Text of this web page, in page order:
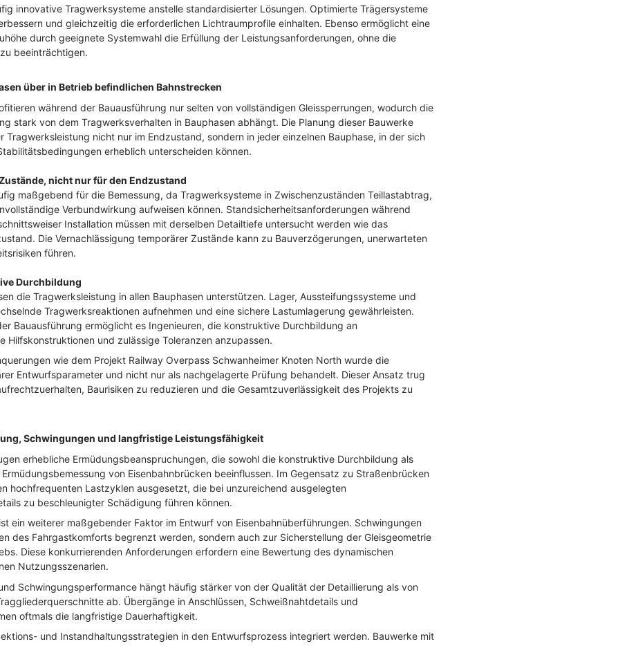
innovative Tragwerksysteme anstelle standardisierter Lösungen. Optimierte Trägersysteme
und gleichzeitig die erforderlichen Lichtraumprofile einhalten. Ebenso ermöglicht eine
durch geeignete Systemwahl die Erfüllung der Leistungsanforderungen, ohne die
beeinträchtigen.
über in Betrieb befindlichen Bahnstrecken
während der Bauausführung nur selten von vollständigen Gleissperrungen, wodurch die
stark von dem Tragwerksverhalten in Bauphasen abhängt. Die Planung dieser Bauwerke
Tragwerksleistung nicht nur im Endzustand, sondern in jeder einzelnen Bauphase, in der sich
erheblich unterscheiden können.
nicht nur für den Endzustand
maßgebend für die Bemessung, da Tragwerksysteme in Zwischenzuständen Teillastabtrag,
Verbundwirkung aufweisen können. Standsicherheitsanforderungen während
Installation müssen mit derselben Detailtiefe untersucht werden wie das
Die Vernachlässigung temporärer Zustände kann zu Bauverzögerungen, unerwarteten
führen.
Durchbildung
die Tragwerksleistung in allen Bauphasen unterstützen. Lager, Aussteifungssysteme und
Tragwerksreaktionen aufnehmen und eine sichere Lastumlagerung gewährleisten.
Bauausführung ermöglicht es Ingenieuren, die konstruktive Durchbildung an
Hilfskonstruktionen und zulässige Toleranzen anzupassen.
wie dem Projekt Railway Overpass Schwanheimer Knoten North wurde die
Entwurfsparameter und nicht nur als nachgelagerte Prüfung behandelt. Dieser Ansatz trug
Baurisiken zu reduzieren und die Gesamtzuverlässigkeit des Projekts zu
Schwingungen und langfristige Leistungsfähigkeit
erhebliche Ermüdungsbeanspruchungen, die sowohl die konstruktive Durchbildung als
von Eisenbahnbrücken beeinflussen. Im Gegensatz zu Straßenbrücken
hochfrequenten Lastzyklen ausgesetzt, die bei unzureichend ausgelegten
zu beschleunigter Schädigung führen können.
ein weiterer maßgebender Faktor im Entwurf von Eisenbahnüberführungen. Schwingungen
des Fahrgastkomforts begrenzt werden, sondern auch zur Sicherstellung der Gleisgeometrie
Diese konkurrierenden Anforderungen erfordern eine Bewertung des dynamischen
Nutzungsszenarien.
Schwingungsperformance hängt häufig stärker von der Qualität der Detaillierung als von
ab. Übergänge in Anschlüssen, Schweißnahtdetails und
oftmals die langfristige Dauerhaftigkeit.
und Instandhaltungsstrategien in den Entwurfsprozess integriert werden. Bauwerke mit